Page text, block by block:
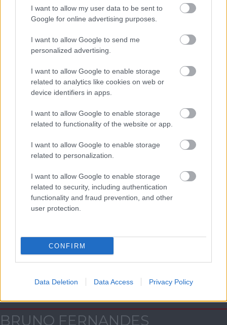
I want to allow my user data to be sent to
Google for online advertising purposes.
I want to allow Google to send me
personalized advertising.
I want to allow Google to enable storage
related to analytics like cookies on web or
device identifiers in apps.
I want to allow Google to enable storage
related to functionality of the website or app.
I want to allow Google to enable storage
related to personalization.
I want to allow Google to enable storage
related to security, including authentication
functionality and fraud prevention, and other
user protection.
CONFIRM
Data Deletion Data Access Privacy Policy
Felkészülési szezon 4. mérkőzés
Nya Ullevi, Göteborg
Leeds UnitedvsManchester United2026-08-12 20:30
ELŐZŐ MÉRKŐZÉSEK
Támogasd adományoddal
a ManUtdFanatics.hu működését!
Kapcsolódó hírek
BRUNO FERNANDES